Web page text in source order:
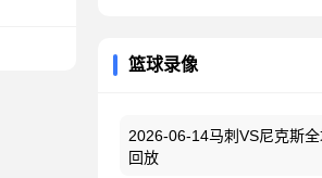
篮球录像
2026-06-14马刺VS尼克斯
回放